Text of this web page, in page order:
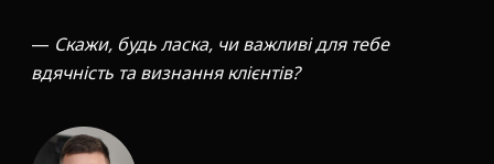
— Скажи, будь ласка, чи важливі для тебе
вдячність та визнання клієнтів?